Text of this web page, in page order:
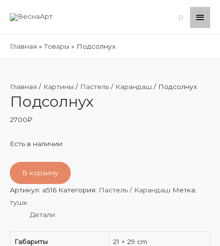
0
Главная Товары Подсолнух
Главная / Картины / Пастель / Карандаш / Подсолнух
Подсолнух
2700₽
Есть в наличии
В корзину
Артикул: a516 Категория: Пастель / Карандаш Метка:
тушь
Детали
Габариты 21 × 29 cm